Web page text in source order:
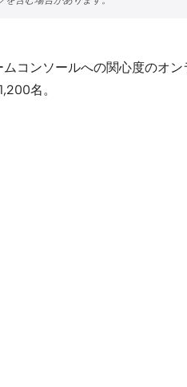
コンソールへの関心度のオ
名。